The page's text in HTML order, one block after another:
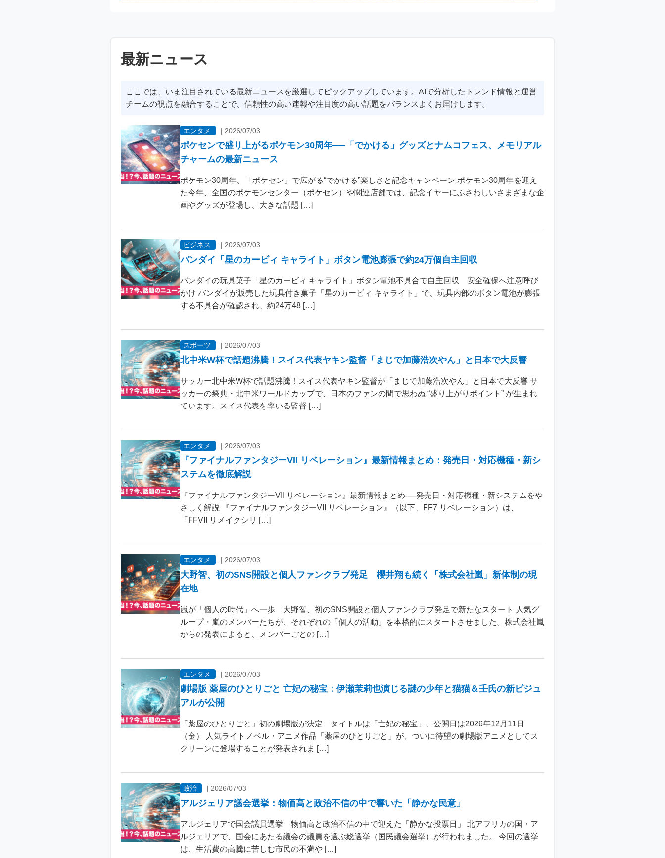
最新ニュース
ここでは、いま注目されている最新ニュースを厳選してピックアップしています。AIで分析したトレンド情報と運営
チームの視点を融合することで、信頼性の高い速報や注目度の高い話題をバランスよくお届けします。
エンタメ | 2026/07/03
ポケセンで盛り上がるポケモン30周年──「でかける」グッズとナムコフェス、メモリアル
チャームの最新ニュース
ポケモン30周年、「ポケセン」で広がる“でかける”楽しさと記念キャンペーン ポケモン30周年を迎え
た今年、全国のポケモンセンター（ポケセン）や関連店舗では、記念イヤーにふさわしいさまざまな企
画やグッズが登場し、大きな話題 […]
ビジネス | 2026/07/03
バンダイ「星のカービィ キャライト」ボタン電池膨張で約24万個自主回収
バンダイの玩具菓子「星のカービィ キャライト」ボタン電池不具合で自主回収 安全確保へ注意呼び
かけ バンダイが販売した玩具付き菓子「星のカービィ キャライト」で、玩具内部のボタン電池が膨張
する不具合が確認され、約24万48 […]
スポーツ | 2026/07/03
北中米W杯で話題沸騰！スイス代表ヤキン監督「まじで加藤浩次やん」と日本で大反響
サッカー北中米W杯で話題沸騰！スイス代表ヤキン監督が「まじで加藤浩次やん」と日本で大反響 サ
ッカーの祭典・北中米ワールドカップで、日本のファンの間で思わぬ “盛り上がりポイント” が生まれ
ています。スイス代表を率いる監督 […]
エンタメ | 2026/07/03
『ファイナルファンタジーVII リベレーション』最新情報まとめ：発売日・対応機種・新シ
ステムを徹底解説
『ファイナルファンタジーVII リベレーション』最新情報まとめ──発売日・対応機種・新システムをや
さしく解説 『ファイナルファンタジーVII リベレーション』（以下、FF7 リベレーション）は、
「FFVII リメイクシリ […]
エンタメ | 2026/07/03
大野智、初のSNS開設と個人ファンクラブ発足 櫻井翔も続く「株式会社嵐」新体制の現
在地
嵐が「個人の時代」へ一歩 大野智、初のSNS開設と個人ファンクラブ発足で新たなスタート 人気グ
ループ・嵐のメンバーたちが、それぞれの「個人の活動」を本格的にスタートさせました。株式会社嵐
からの発表によると、メンバーごとの […]
エンタメ | 2026/07/03
劇場版 薬屋のひとりごと 亡妃の秘宝：伊瀬茉莉也演じる謎の少年と猫猫＆壬氏の新ビジュ
アルが公開
「薬屋のひとりごと」初の劇場版が決定 タイトルは「亡妃の秘宝」、公開日は2026年12月11日
（金） 人気ライトノベル・アニメ作品「薬屋のひとりごと」が、ついに待望の劇場版アニメとしてス
クリーンに登場することが発表されま […]
政治 | 2026/07/03
アルジェリア議会選挙：物価高と政治不信の中で響いた「静かな民意」
アルジェリアで国会議員選挙 物価高と政治不信の中で迎えた「静かな投票日」 北アフリカの国・ア
ルジェリアで、国会にあたる議会の議員を選ぶ総選挙（国民議会選挙）が行われました。 今回の選挙
は、生活費の高騰に苦しむ市民の不満や […]